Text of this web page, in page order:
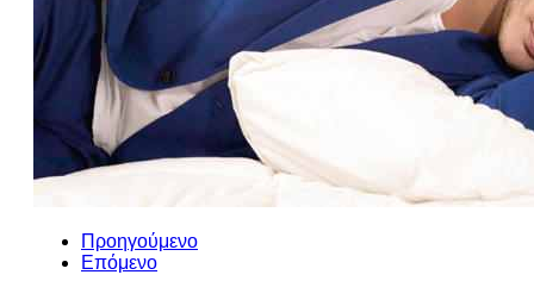
Προηγούμενο
Επόμενο